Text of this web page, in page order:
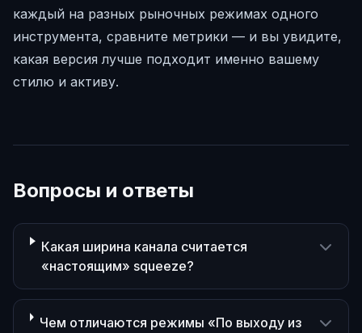
каждый на разных рыночных режимах одного
инструмента, сравните метрики — и вы увидите,
какая версия лучше подходит именно вашему
стилю и активу.
Вопросы и ответы
Какая ширина канала считается
«настоящим» squeeze?
Чем отличаются режимы «По выходу из